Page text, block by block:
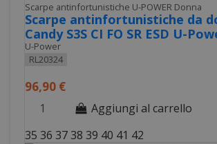
Scarpe antinfortunistiche U-POWER Donna
Scarpe antinfortunistiche da
Candy S3S CI FO SR ESD U-
U-Power
RL20324
96,90 €
Aggiungi al carrello
35 36 3738 39 40 41 42